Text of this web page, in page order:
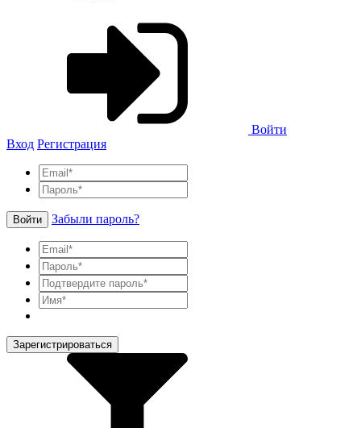
Войти
Вход Регистрация
Войти Забыли пароль?
Зарегистрироваться